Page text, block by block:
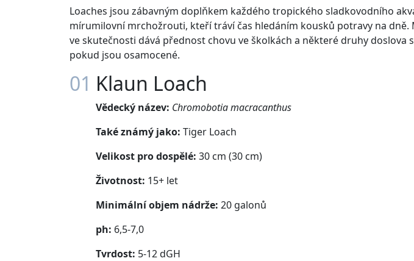
Loaches jsou zábavným doplňkem každého tropického sladkovodního
mírumilovní mrchožrouti, kteří tráví čas hledáním kousků potravy na dně.
ve skutečnosti dává přednost chovu ve školkách a některé druhy doslova
pokud jsou osamocené.
01 Klaun Loach
Vědecký název: Chromobotia macracanthus
Také známý jako: Tiger Loach
Velikost pro dospělé: 30 cm (30 cm)
Životnost: 15+ let
Minimální objem nádrže: 20 galonů
ph: 6,5-7,0
Tvrdost: 5-12 dGH